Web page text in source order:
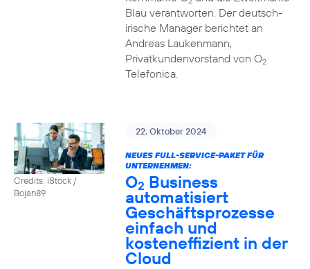
Blau verantworten. Der deutsch-
irische Manager berichtet an
Andreas Laukenmann,
Privatkundenvorstand von O2
Telefonica.
Credits: iStock /
Bojan89
22. Oktober 2024
NEUES FULL-SERVICE-PAKET FÜR
UNTERNEHMEN:
O2 Business
automatisiert
Geschäftsprozesse
einfach und
kosteneffizient in der
Cloud